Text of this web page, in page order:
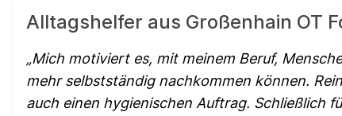
Alltagshelfer aus Großenhain OT
Mich motiviert es, mit meinem Beruf,
mehr selbstständig nachkommen können.
auch einen hygienischen Auftrag. Schließlich